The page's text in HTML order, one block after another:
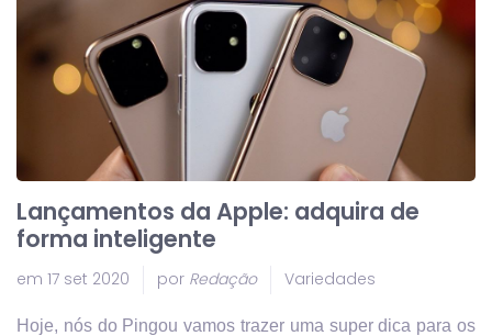
Lançamentos da Apple: adquira de
forma inteligente
em 17 set 2020 por Redação Variedades
Hoje, nós do Pingou vamos trazer uma super dica para os